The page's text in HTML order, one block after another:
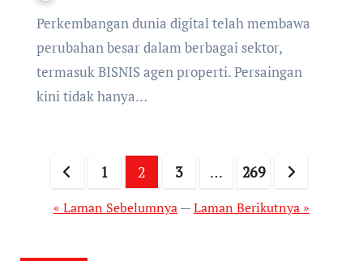
Perkembangan dunia digital telah membawa
perubahan besar dalam berbagai sektor,
termasuk BISNIS agen properti. Persaingan
kini tidak hanya…
Paginasi
pos
1 2 3 … 269
« Laman Sebelumnya—Laman Berikutnya »